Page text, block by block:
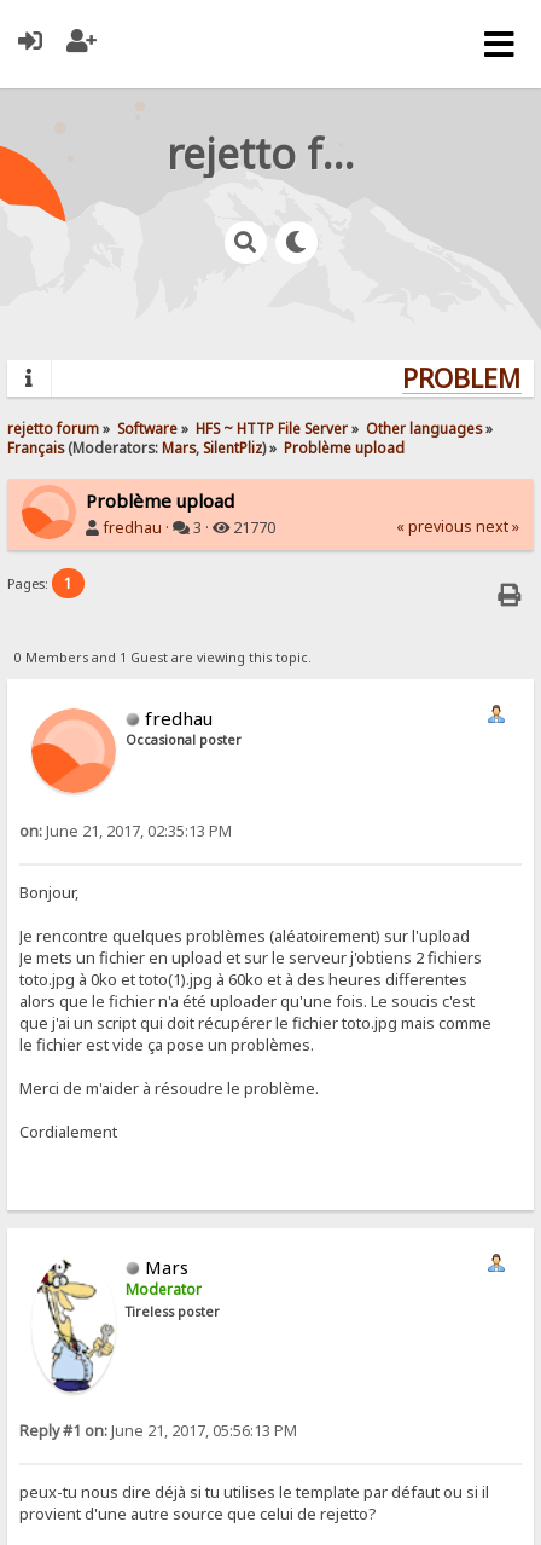
rejetto forum
rejetto forum» Software» HFS ~ HTTP File Server» Other languages»
Français(Moderators:Mars,SilentPliz) » Problème upload
Problème upload
fredhau · 3 · 21770 « previous next »
Pages: 1
0 Members and 1 Guest are viewing this topic.
fredhau
Occasional poster
on:June 21, 2017, 02:35:13 PM
Bonjour,
Je rencontre quelques problèmes (aléatoirement) sur l'upload
Je mets un fichier en upload et sur le serveur j'obtiens 2 fichiers
toto.jpg à 0ko et toto(1).jpg à 60ko et à des heures differentes
alors que le fichier n'a été uploader qu'une fois. Le soucis c'est
que j'ai un script qui doit récupérer le fichier toto.jpg mais comme
le fichier est vide ça pose un problèmes.
Merci de m'aider à résoudre le problème.
Cordialement
Mars
Moderator
Tireless poster
Reply #1 on:June 21, 2017, 05:56:13 PM
peux-tu nous dire déjà si tu utilises le template par défaut ou si il
provient d'une autre source que celui de rejetto?